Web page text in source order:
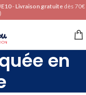
- Livraison gratuitedès 70€
en